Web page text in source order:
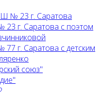
№ 23 г. Саратова
г. Саратова с поэтом
г. Саратова с детским
союз"